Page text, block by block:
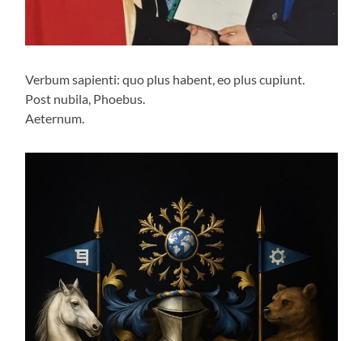
Verbum sapienti: quo plus habent, eo plus cupiunt.
Post nubila, Phoebus.
Aeternum.